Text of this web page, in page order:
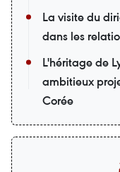
La visite du
dans les
L'héritage de
ambitieux
Corée